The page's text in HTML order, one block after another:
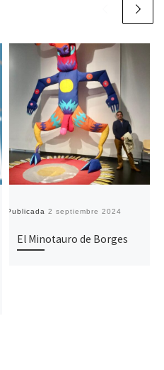
Publicada2 septiembre 2024
El Minotauro de Borges